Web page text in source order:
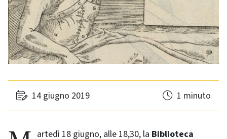
14 giugno 2019 1 minuto
Martedì 18 giugno, alle 18,30, la Biblioteca